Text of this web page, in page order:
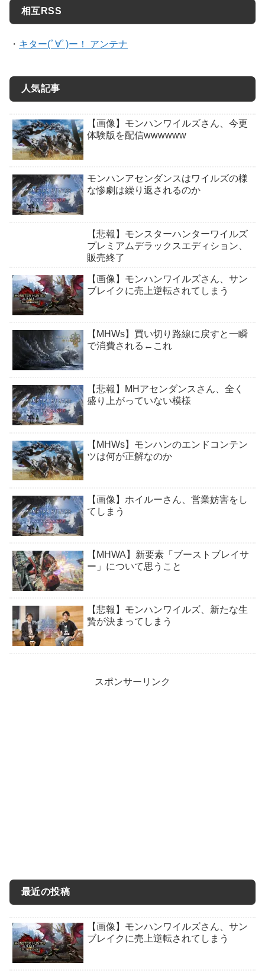
相互RSS
・ キター(ﾟ∀ﾟ)ー！ アンテナ
人気記事
【画像】モンハンワイルズさん、今更
体験版を配信wwwwww
モンハンアセンダンスはワイルズの様
な惨劇は繰り返されるのか
【悲報】モンスターハンターワイルズ
プレミアムデラックスエディション、
販売終了
【画像】モンハンワイルズさん、サン
ブレイクに売上逆転されてしまう
【MHWs】買い切り路線に戻すと一瞬
で消費される←これ
【悲報】MHアセンダンスさん、全く
盛り上がっていない模様
【MHWs】モンハンのエンドコンテン
ツは何が正解なのか
【画像】ホイルーさん、営業妨害をし
てしまう
【MHWA】新要素「ブーストブレイサ
ー」について思うこと
【悲報】モンハンワイルズ、新たな生
贄が決まってしまう
スポンサーリンク
最近の投稿
【画像】モンハンワイルズさん、サン
ブレイクに売上逆転されてしまう